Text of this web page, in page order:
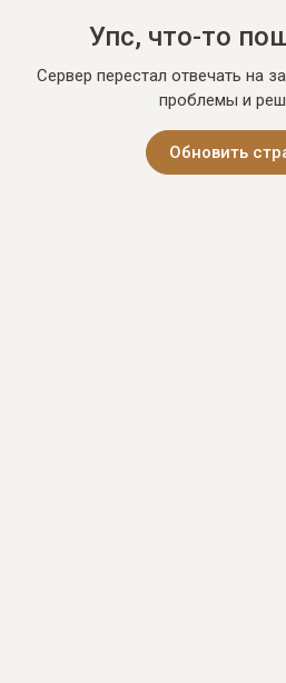
Упс, что-то
Сервер перестал отвечать на
проблемы и
Обновить